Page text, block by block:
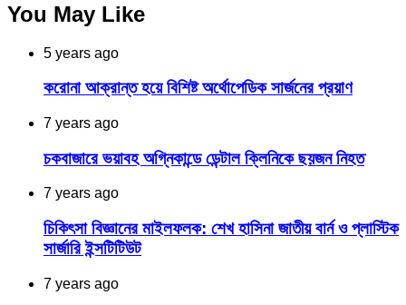
You May Like
5 years ago
করোনা আক্রান্ত হয়ে বিশিষ্ট অর্থোপেডিক সার্জনের প্রয়াণ
7 years ago
চকবাজারে ভয়াবহ অগ্নিকান্ডে ডেন্টাল ক্লিনিকে ছয়জন নিহত
7 years ago
চিকিৎসা বিজ্ঞানের মাইলফলক: শেখ হাসিনা জাতীয় বার্ন ও প্লাস্টিক
সার্জারি ইন্সটিটিউট
7 years ago